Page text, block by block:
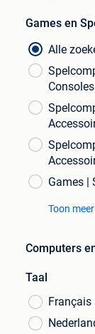
Games en
Alle
Games |
Toon meer
Computers
Taal
Français